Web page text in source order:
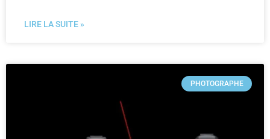
LIRE LA SUITE »
PHOTOGRAPHE